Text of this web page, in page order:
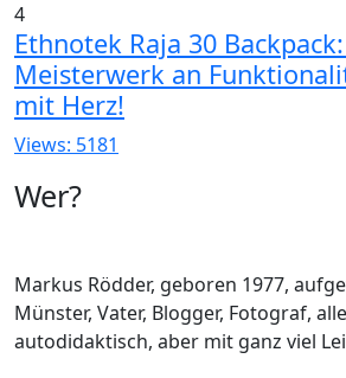
4
Ethnotek Raja 30
Meisterwerk an
mit Herz!
Views: 5181
Wer?
Markus Rödder, geboren 1977,
Münster, Vater, Blogger, Fotograf,
autodidaktisch, aber mit ganz viel